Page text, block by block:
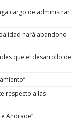
cargo de administrar
hará abandono
que el desarrollo de
respecto a las
Andrade”